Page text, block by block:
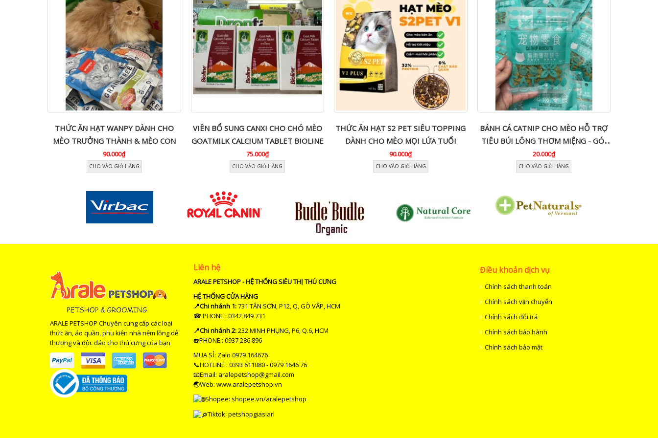
THỨC ĂN HẠT WANPY DÀNH CHO
MÈO TRƯỞNG THÀNH & MÈO CON
90.000₫
CHO VÀO GIỎ HÀNG
VIÊN BỔ SUNG CANXI CHO CHÓ MÈO
GOATMILK CALCIUM TABLET BIOLINE
75.000₫
CHO VÀO GIỎ HÀNG
THỨC ĂN HẠT S2 PET SIÊU TOPPING
DÀNH CHO MÈO MỌI LỨA TUỔI
90.000₫
CHO VÀO GIỎ HÀNG
BÁNH CÁ CATNIP CHO MÈO HỖ TRỢ
TIÊU BÚI LÔNG THƠM MIỆNG - GÓI
40G
20.000₫
CHO VÀO GIỎ HÀNG
ARALE PETSHOP Chuyên cung cấp các loại
thức ăn, áo quần, phụ kiện nhà nệm lồng dễ
thương và độc đáo cho thú cưng của bạn
Liên hệ
ARALE PETSHOP - HỆ THỐNG SIÊU THỊ THÚ CƯNG
HỆ THỐNG CỬA HÀNG
📍Chi nhánh 1:731 TÂN SƠN, P12, Q, GÒ VẤP, HCM
☎ PHONE : 0342 849 731
📍Chi nhánh 2:232 MINH PHỤNG, P6, Q.6, HCM
☎️PHONE : 0937 286 896
MUA SỈ: Zalo 0979 164676
📞HOTLINE : 0393 611080 - 0979 1646 76
📧Email: aralepetshop@gmail.com
🌏Web: www.aralepetshop.vn
Shopee: shopee.vn/aralepetshop
Tiktok: petshopgiasiarl
Điều khoản dịch vụ
Chính sách thanh toán
Chính sách vận chuyển
Chính sách đổi trả
Chính sách bảo hành
Chính sách bảo mật